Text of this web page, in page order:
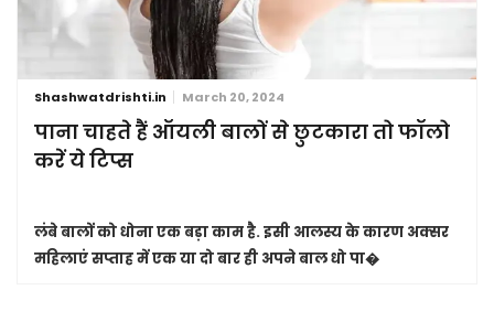
Shashwatdrishti.in March 20, 2024
पाना चाहते हैं ऑयली बालों से छुटकारा तो फॉलो
करें ये टिप्स
लंबे बालों को धोना एक बड़ा काम है. इसी आलस्य के कारण अक्सर
महिलाएं सप्ताह में एक या दो बार ही अपने बाल धो पा�